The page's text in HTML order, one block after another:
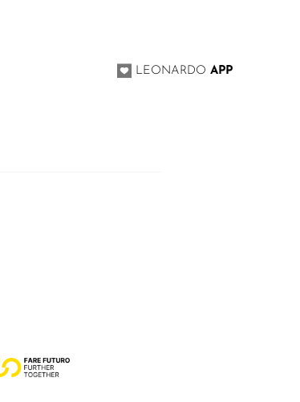
LEONARDOAPP